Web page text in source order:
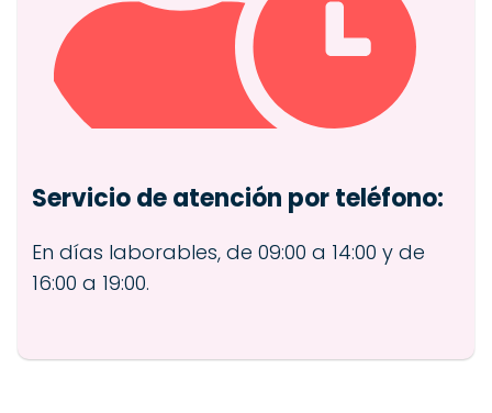
Servicio de atención por teléfono:
En días laborables, de 09:00 a 14:00 y de
16:00 a 19:00.